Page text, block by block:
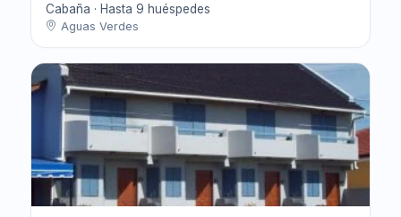
Cabaña · Hasta 9 huéspedes
Aguas Verdes